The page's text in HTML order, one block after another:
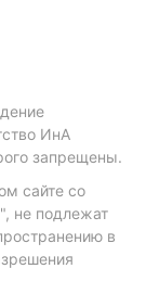
ИнА
запрещены.
сайте со
не подлежат
в